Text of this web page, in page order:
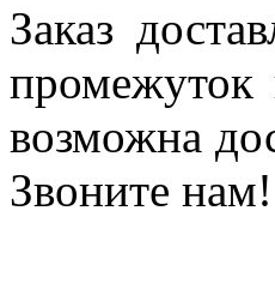
Заказ
промежуток
возможна
Звоните нам!